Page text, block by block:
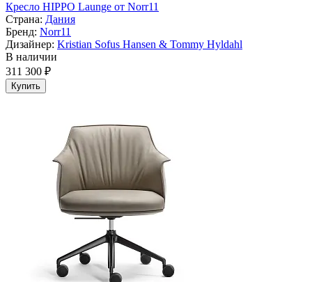
Кресло HIPPO Launge от Norr11
Страна: Дания
Бренд: Norr11
Дизайнер: Kristian Sofus Hansen & Tommy Hyldahl
В наличии
311 300 ₽
Купить